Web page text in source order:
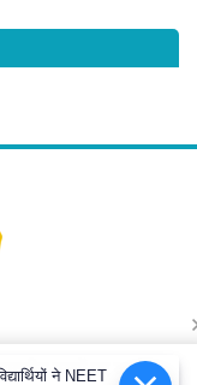
ने NEET